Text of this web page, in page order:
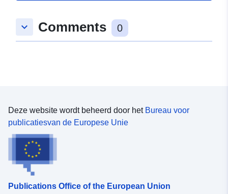
keyboard_arrow_down Comments 0
Deze website wordt beheerd door het Bureau voor
publicatiesvan de Europese Unie
Publications Office of the European Union